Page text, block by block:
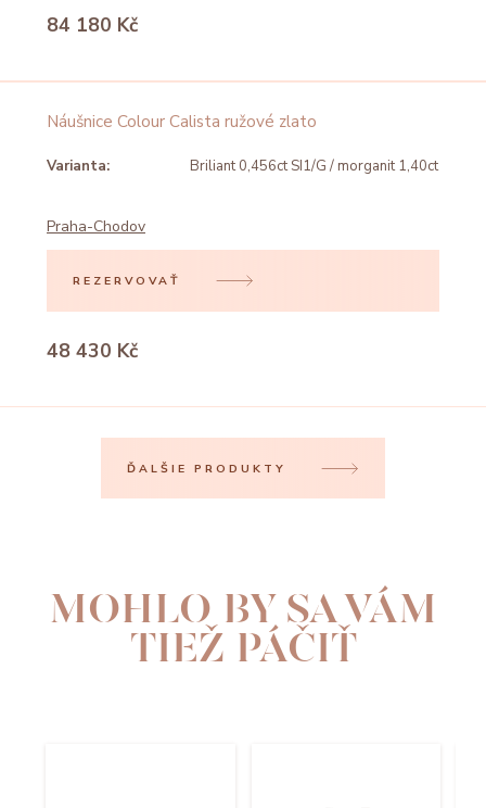
84 180 Kč
Náušnice Colour Calista ružové zlato
Varianta: Briliant 0,456ct SI1/G / morganit 1,40ct
Praha-Chodov
REZERVOVAŤ
48 430 Kč
ĎALŠIE PRODUKTY
MOHLO BY SA VÁM
TIEŽ PÁČIŤ